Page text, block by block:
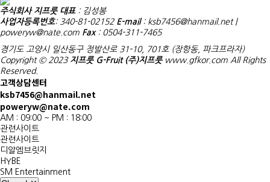
주식회사 지프룻 대표 : 김성봉
사업자등록번호: 340-81-02152 E-mail: ksb7456@hanmail.net |
poweryw@nate.com Fax: 0504-311-7465
경기도 고양시 일산동구 정발산로 31-10, 701호 (장항동, 파크프라자)
Copyright © 2023 지프룻 G-Fruit (주)지프룻www.gfkor.com All Rights
Reserved.
고객상담센터
ksb7456@hanmail.net
poweryw@nate.com
AM : 09:00 ~ PM : 18:00
관련사이트
관련사이트
디알엠브릿지
HYBE
SM Entertainment